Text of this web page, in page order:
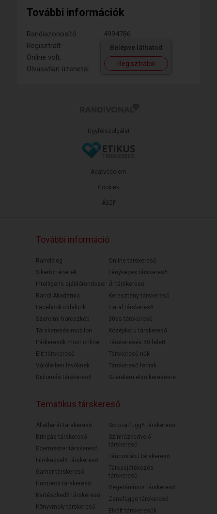
További információk
Randiazonosító:
4994786
Regisztrált:
Online volt:
Olvasatlan üzenetei:
Belépve láthatod
Regisztrálok
Ügyfélszolgálat
ÁSZF
Adatvédelem
Cookiek
További információ
Randiblog
Sikertörténetek
Intelligens ajánlórendszer
Randi Akadémia
Facebook oldalunk
Szerelmi horoszkóp
Társkeresés mobilon
Párkeresők most online
Elit társkereső
Válófélben lévőknek
Diplomás társkereső
Online társkereső
Fényképes társkereső
Új társkereső
Keresztény társkereső
Fiatal társkereső
30as társkereső
Középkorú társkereső
Társkeresés 50 felett
Társkereső nők
Társkereső férfiak
Szerelem első keresésre
Tematikus társkereső
Állatbarát társkereső
Bringás társkereső
Ezermester társkereső
Filmkedvelő társkereső
Gamer társkereső
Humoros társkereső
Kertészkedő társkereső
Könyvmoly társkereső
Sorozatfüggő társkereső
Színházkedvelő
társkereső
Táncoslábú társkereső
Társasjátékozós
társkereső
Vegetáriánus társkereső
Zenefüggő társkereső
Elvált társkeresők